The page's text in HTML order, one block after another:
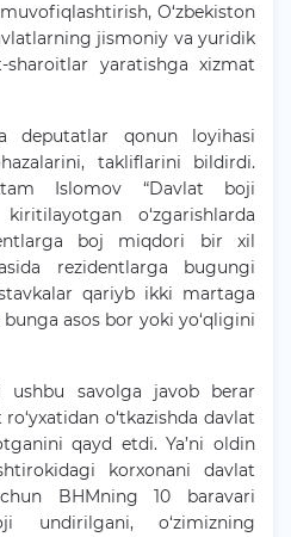
O‘zbekiston
jismoniy va yuridik
yaratishga xizmat
deputatlar qonun loyihasi
takliflarini bildirdi.
Islomov “Davlat boji
o‘zgarishlarda
boj miqdori bir xil
rezidentlarga bugungi
qariyb ikki martaga
asos bor yoki yo‘qligini
ushbu savolga javob berar
o‘tkazishda davlat
qayd etdi. Ya’ni oldin
korxonani davlat
BHMning 10 baravari
undirilgani, o‘zimizning